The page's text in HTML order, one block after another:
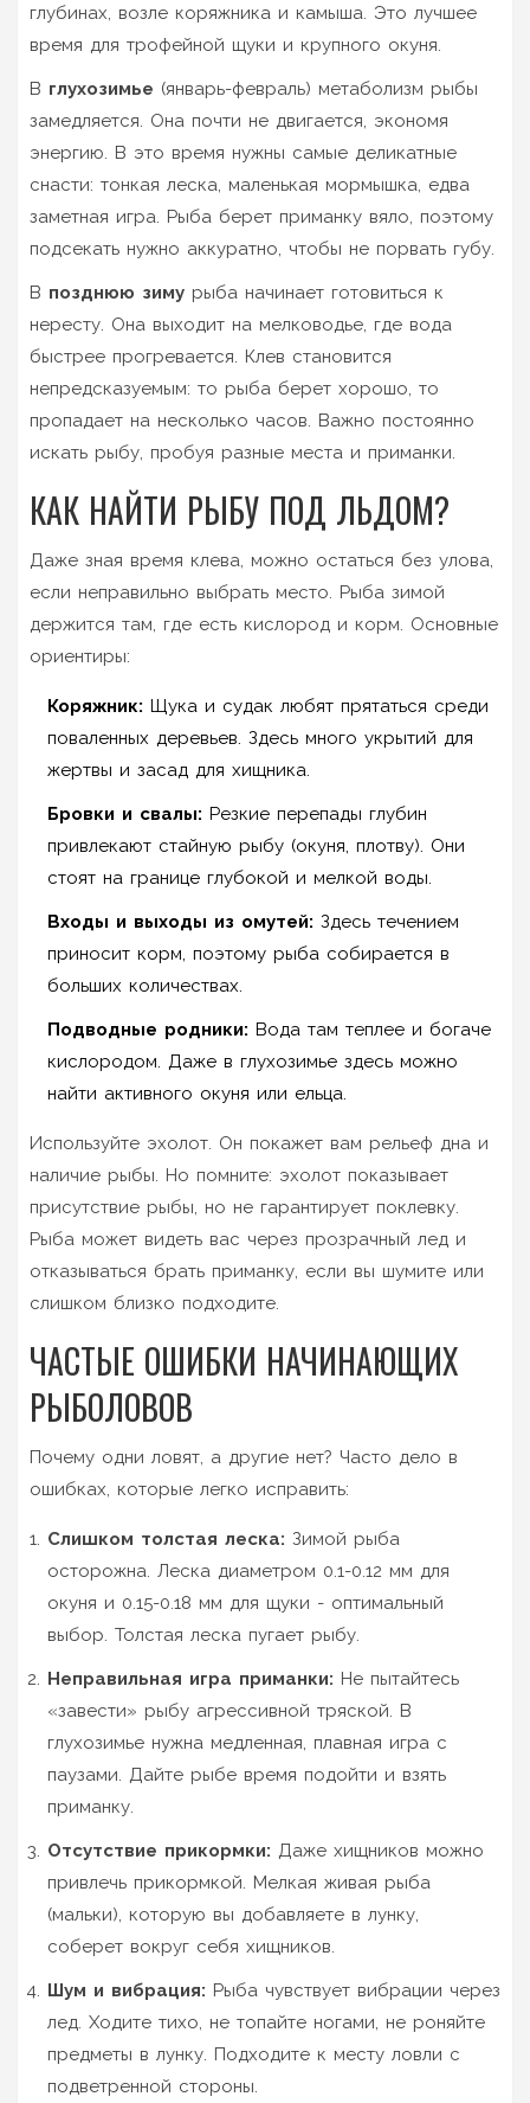
глубинах, возле коряжника и камыша. Это лучшее
время для трофейной щуки и крупного окуня.
В глухозимье (январь-февраль) метаболизм рыбы
замедляется. Она почти не двигается, экономя
энергию. В это время нужны самые деликатные
снасти: тонкая леска, маленькая мормышка, едва
заметная игра. Рыба берет приманку вяло, поэтому
подсекать нужно аккуратно, чтобы не порвать губу.
В позднюю зиму рыба начинает готовиться к
нересту. Она выходит на мелководье, где вода
быстрее прогревается. Клев становится
непредсказуемым: то рыба берет хорошо, то
пропадает на несколько часов. Важно постоянно
искать рыбу, пробуя разные места и приманки.
КАК НАЙТИ РЫБУ ПОД ЛЬДОМ?
Даже зная время клева, можно остаться без улова,
если неправильно выбрать место. Рыба зимой
держится там, где есть кислород и корм. Основные
ориентиры:
Коряжник: Щука и судак любят прятаться среди
поваленных деревьев. Здесь много укрытий для
жертвы и засад для хищника.
Бровки и свалы: Резкие перепады глубин
привлекают стайную рыбу (окуня, плотву). Они
стоят на границе глубокой и мелкой воды.
Входы и выходы из омутей: Здесь течением
приносит корм, поэтому рыба собирается в
больших количествах.
Подводные родники: Вода там теплее и богаче
кислородом. Даже в глухозимье здесь можно
найти активного окуня или ельца.
Используйте эхолот. Он покажет вам рельеф дна и
наличие рыбы. Но помните: эхолот показывает
присутствие рыбы, но не гарантирует поклевку.
Рыба может видеть вас через прозрачный лед и
отказываться брать приманку, если вы шумите или
слишком близко подходите.
ЧАСТЫЕ ОШИБКИ НАЧИНАЮЩИХ
РЫБОЛОВОВ
Почему одни ловят, а другие нет? Часто дело в
ошибках, которые легко исправить:
Слишком толстая леска: Зимой рыба
осторожна. Леска диаметром 0.1-0.12 мм для
окуня и 0.15-0.18 мм для щуки - оптимальный
выбор. Толстая леска пугает рыбу.
Неправильная игра приманки: Не пытайтесь
«завести» рыбу агрессивной тряской. В
глухозимье нужна медленная, плавная игра с
паузами. Дайте рыбе время подойти и взять
приманку.
Отсутствие прикормки: Даже хищников можно
привлечь прикормкой. Мелкая живая рыба
(мальки), которую вы добавляете в лунку,
соберет вокруг себя хищников.
Шум и вибрация: Рыба чувствует вибрации через
лед. Ходите тихо, не топайте ногами, не роняйте
предметы в лунку. Подходите к месту ловли с
подветренной стороны.